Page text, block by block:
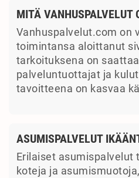
MITÄ VANHUSPALVELUT
Vanhuspalvelut.com on
toimintansa aloittanut
tarkoituksena on
palveluntuottajat ja
tavoitteena on kasvaa
ASUMISPALVELUT
Erilaiset asumispalvelut
koteja ja